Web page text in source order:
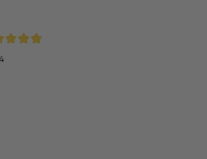
of 4.9 out of 5 stars